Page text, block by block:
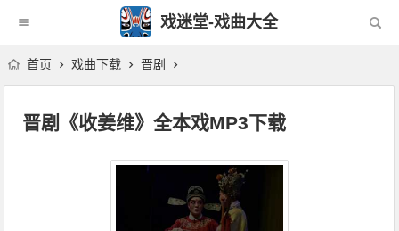
戏迷堂-戏曲大全
首页 戏曲下载 晋剧
晋剧《收姜维》全本戏MP3下载